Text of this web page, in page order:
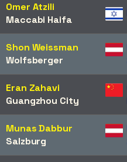
Omer Atzili
Maccabi Haifa
Shon Weissman
Wolfsberger
Eran Zahavi
Guangzhou City
Munas Dabbur
Salzburg